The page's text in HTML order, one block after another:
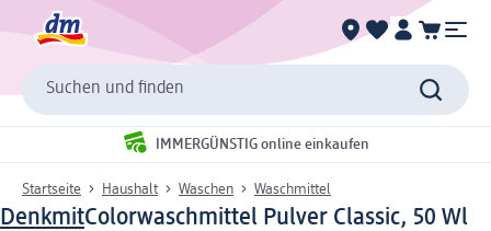
Suchen und finden
IMMERGÜNSTIG online einkaufen
Startseite Haushalt Waschen Waschmittel
DenkmitColorwaschmittel Pulver Classic, 50 Wl